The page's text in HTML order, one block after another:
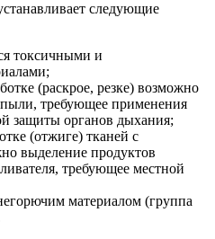
следующие
токсичными и
(раскрое, резке) возможно
требующее применения
защиты органов дыхания;
(отжиге) тканей с
выделение продуктов
требующее местной
материалом (группа